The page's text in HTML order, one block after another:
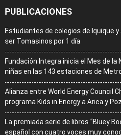
PUBLICACIONES
Estudiantes de colegios de Iquique
ser Tomasinos por 1 día
Fundación Integra inicia el Mes de la
niñas en las 143 estaciones de
Alianza entre World Energy Council
programa Kids in Energy a Arica y
La premiada serie de libros “Bluey
español con cuatro voces muy